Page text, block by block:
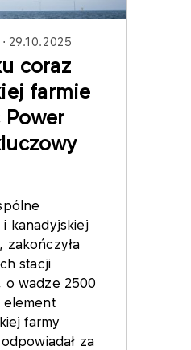
29.10.2025
coraz
farmie
i kanadyjskiej
stacji
wadze 2500
element
farmy
za